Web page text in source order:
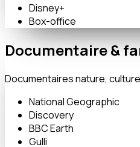
Disney+
Box-office
Documentaire &
Documentaires nature,
National Geographic
Discovery
BBC Earth
Gulli